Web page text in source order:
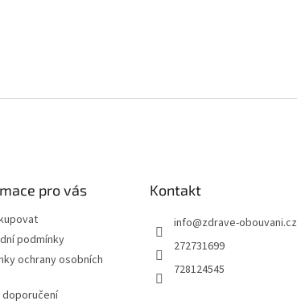
pro vás
podmínky
ochrany osobních
doporučení
Kontakt
info@zdrave-obouvani.cz
272731699
728124545